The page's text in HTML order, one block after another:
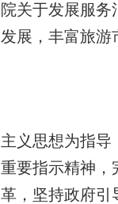
于发展服务
展，丰富旅
思想为指导
要指示精神
，坚持政府